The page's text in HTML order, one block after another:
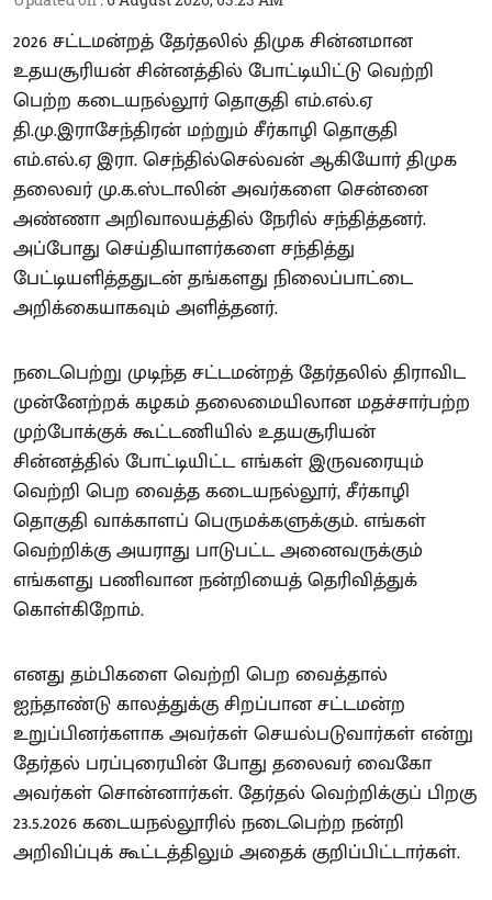
2026 சட்டமன்றத் தேர்தலில் திமுக சின்னமான
உதயசூரியன் சின்னத்தில் போட்டியிட்டு வெற்றி
பெற்ற கடையநல்லூர் தொகுதி எம்.எல்.ஏ
தி.மு.இராசேந்திரன் மற்றும் சீர்காழி தொகுதி
எம்.எல்.ஏ இரா. செந்தில்செல்வன் ஆகியோர் திமுக
தலைவர் மு.க.ஸ்டாலின் அவர்களை சென்னை
அண்ணா அறிவாலயத்தில் நேரில் சந்தித்தனர்.
அப்போது செய்தியாளர்களை சந்தித்து
பேட்டியளித்ததுடன் தங்களது நிலைப்பாட்டை
அறிக்கையாகவும் அளித்தனர்.
நடைபெற்று முடிந்த சட்டமன்றத் தேர்தலில் திராவிட
முன்னேற்றக் கழகம் தலைமையிலான மதச்சார்பற்ற
முற்போக்குக் கூட்டணியில் உதயசூரியன்
சின்னத்தில் போட்டியிட்ட எங்கள் இருவரையும்
வெற்றி பெற வைத்த கடையநல்லூர், சீர்காழி
தொகுதி வாக்காளப் பெருமக்களுக்கும். எங்கள்
வெற்றிக்கு அயராது பாடுபட்ட அனைவருக்கும்
எங்களது பணிவான நன்றியைத் தெரிவித்துக்
கொள்கிறோம்.
எனது தம்பிகளை வெற்றி பெற வைத்தால்
ஐந்தாண்டு காலத்துக்கு சிறப்பான சட்டமன்ற
உறுப்பினர்களாக அவர்கள் செயல்படுவார்கள் என்று
தேர்தல் பரப்புரையின் போது தலைவர் வைகோ
அவர்கள் சொன்னார்கள். தேர்தல் வெற்றிக்குப் பிறகு
23.5.2026 கடையநல்லூரில் நடைபெற்ற நன்றி
அறிவிப்புக் கூட்டத்திலும் அதைக் குறிப்பிட்டார்கள்.